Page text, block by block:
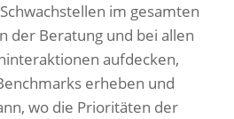
im gesamten
der Beratung und bei allen
aufdecken,
erheben und
wo die Prioritäten der